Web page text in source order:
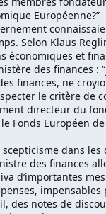
Européenne?”
Selon Klaus
économiques et
des finances :
finances, ne
le critère de
directeur du
Fonds Européen
dans les
des finances
d’importantes
impensables
des notes de